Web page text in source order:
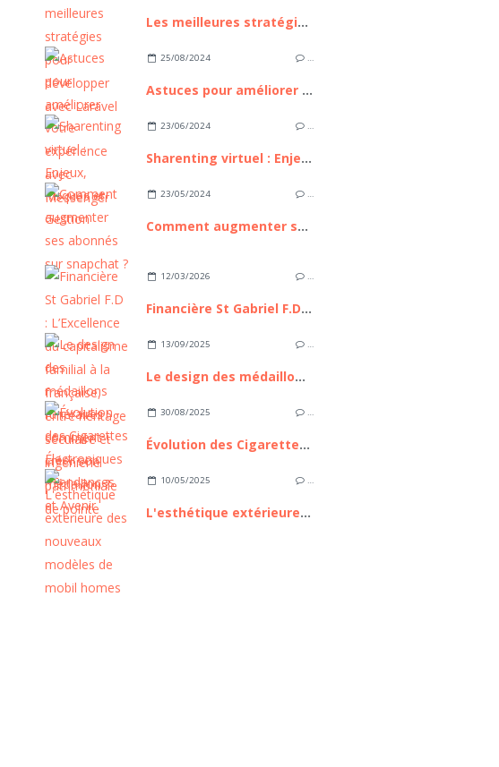
Les meilleures stratégies pour développer avec Laravel
25/08/2024 …
Astuces pour améliorer votre expérience avec Messenger
23/06/2024 …
Sharenting virtuel : Enjeux, Risques et Gestion
23/05/2024 …
Comment augmenter ses abonnés sur snapchat ?
12/03/2026 …
Financière St Gabriel F.D : L’Excellence du capitalisme familial à la française, entre héritage séculaire et ingénierie patrimoniale de pointe
13/09/2025 …
Le design des médaillons funéraires : comment créer son médaillon ?
30/08/2025 …
Évolution des Cigarettes Électroniques : Tendances et Avenir
10/05/2025 …
L'esthétique extérieure des nouveaux modèles de mobil homes